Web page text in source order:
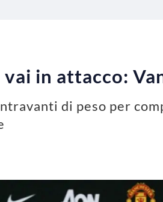
in attacco:
di peso per